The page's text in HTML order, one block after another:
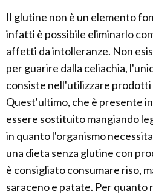
Il glutine non è un elemento
infatti è possibile eliminarlo
affetti da intolleranze. Non
per guarire dalla celiachia,
consiste nell'utilizzare prodotti
Quest'ultimo, che è presente
essere sostituito mangiando
in quanto l'organismo
una dieta senza glutine con
è consigliato consumare riso,
saraceno e patate. Per quanto